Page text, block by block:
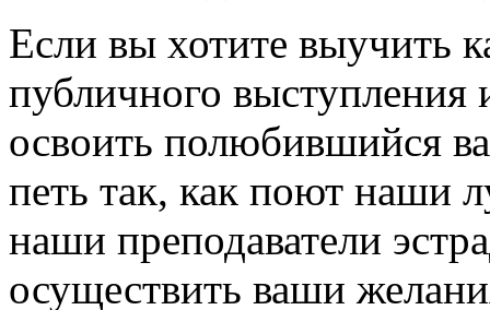
Если вы хотите выучить
публичного выступления
освоить полюбившийся
петь так, как поют наши
наши преподаватели
осуществить ваши